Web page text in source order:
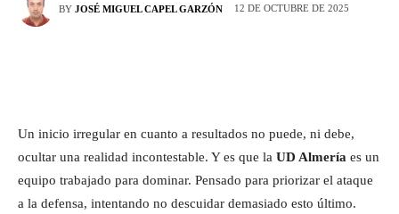
BY JOSÉ MIGUEL CAPEL GARZÓN 12 DE OCTUBRE DE 2025
Un inicio irregular en cuanto a resultados no puede, ni debe,
ocultar una realidad incontestable. Y es que la UD Almería es un
equipo trabajado para dominar. Pensado para priorizar el ataque
a la defensa, intentando no descuidar demasiado esto último.